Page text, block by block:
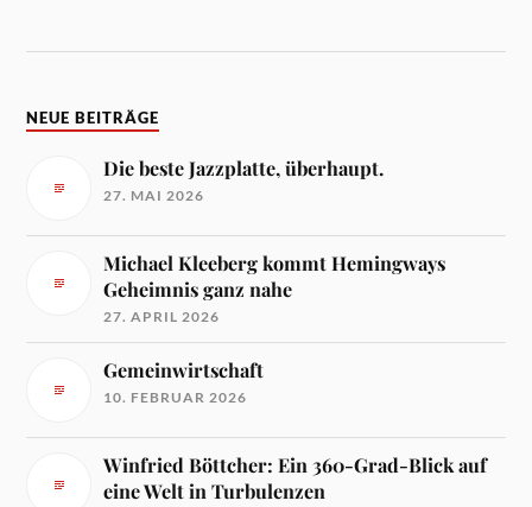
NEUE BEITRÄGE
Die beste Jazzplatte, überhaupt.
27. MAI 2026
Michael Kleeberg kommt Hemingways
Geheimnis ganz nahe
27. APRIL 2026
Gemeinwirtschaft
10. FEBRUAR 2026
Winfried Böttcher: Ein 360-Grad-Blick auf
eine Welt in Turbulenzen